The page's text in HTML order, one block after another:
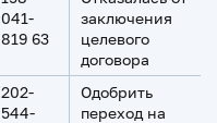
041-
819 63
заключения
целевого
договора
202-
544-
Одобрить
переход на